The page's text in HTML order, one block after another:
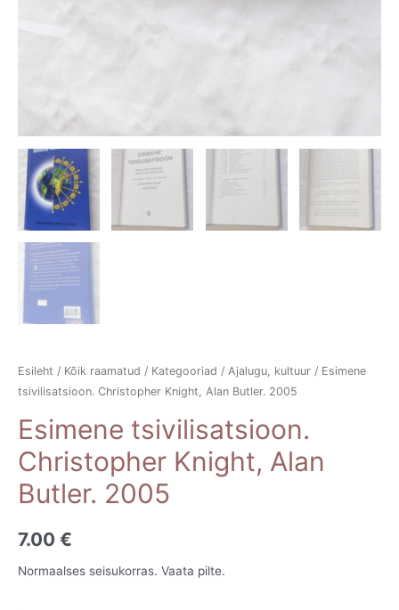
Esileht / Kõik raamatud / Kategooriad / Ajalugu, kultuur / Esimene
tsivilisatsioon. Christopher Knight, Alan Butler. 2005
Esimene tsivilisatsioon.
Christopher Knight, Alan
Butler. 2005
7.00 €
Normaalses seisukorras. Vaata pilte.